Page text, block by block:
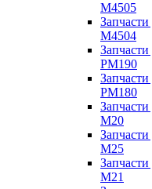
M4505
M4504
PM190
PM180
M20
M25
M21